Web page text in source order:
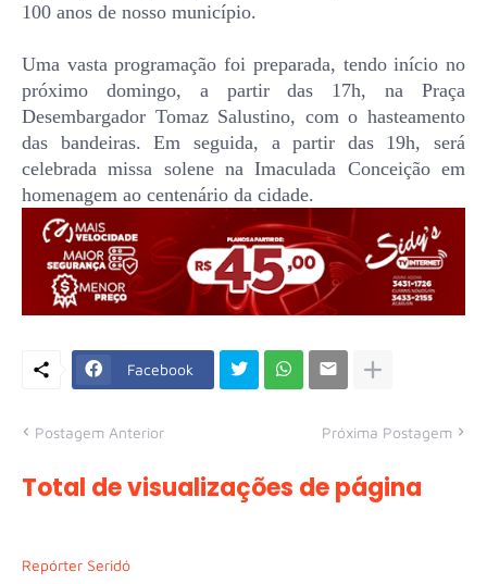
100 anos de nosso município.
Uma vasta programação foi preparada, tendo início no
próximo domingo, a partir das 17h, na Praça
Desembargador Tomaz Salustino, com o hasteamento
das bandeiras. Em seguida, a partir das 19h, será
celebrada missa solene na Imaculada Conceição em
homenagem ao centenário da cidade.
Facebook
Postagem Anterior Próxima Postagem
Total de visualizações de página
Repórter Seridó